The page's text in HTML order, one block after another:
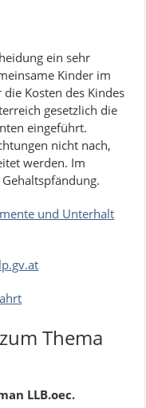
ein sehr
Kinder im
Kosten des Kindes
gesetzlich die
eingeführt.
nicht nach,
werden. Im
und Unterhalt
Thema
LLB.oec.